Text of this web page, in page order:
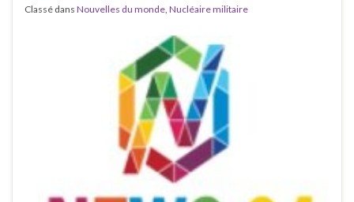
Classé dans Nouvelles du monde, Nucléaire militaire